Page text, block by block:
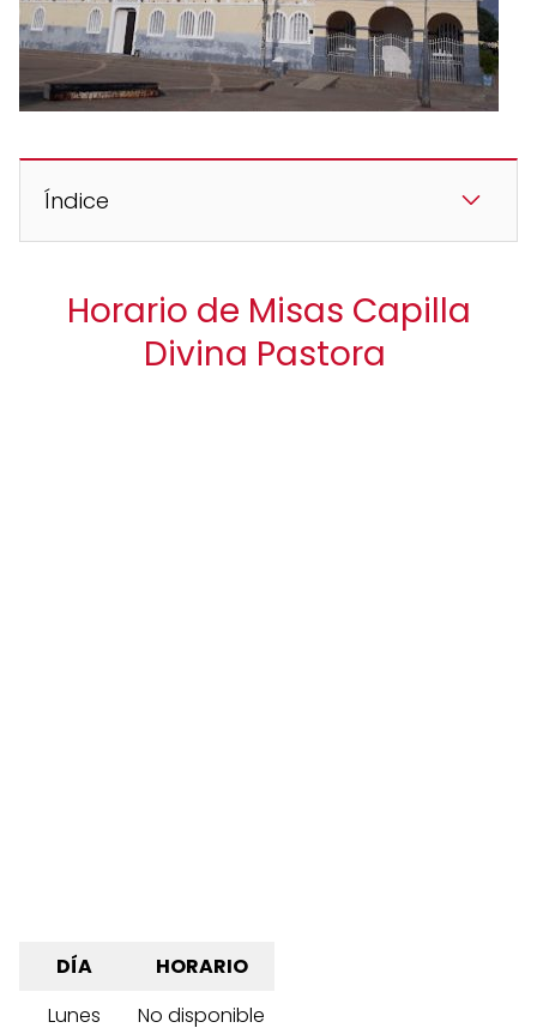
Índice
Horario de Misas Capilla
Divina Pastora
DÍA
HORARIO
Lunes
No disponible